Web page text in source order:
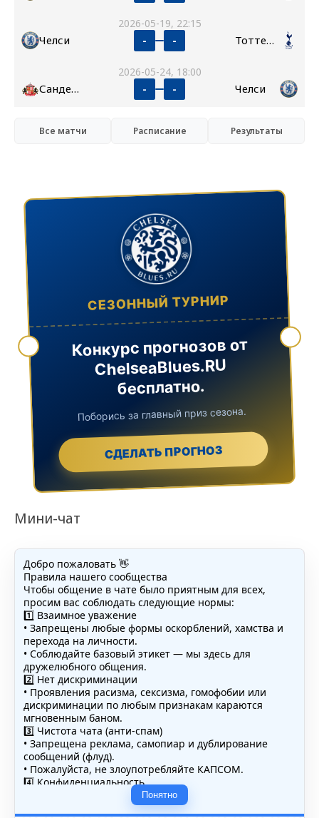
2026-05-19, 22:15
Челси - - Тоттенхэм
2026-05-24, 18:00
Сандерленд - - Челси
Все матчи Расписание Результаты
СЕЗОННЫЙ ТУРНИР
Конкурс прогнозов от
ChelseaBlues.RU
бесплатно.
Поборись за главный приз сезона.
СДЕЛАТЬ ПРОГНОЗ
Мини-чат
Добро пожаловать 👋
Правила нашего сообщества
Чтобы общение в чате было приятным для всех,
просим вас соблюдать следующие нормы:
1️⃣ Взаимное уважение
• Запрещены любые формы оскорблений, хамства и
перехода на личности.
• Соблюдайте базовый этикет — мы здесь для
дружелюбного общения.
2️⃣ Нет дискриминации
• Проявления расизма, сексизма, гомофобии или
дискриминации по любым признакам караются
мгновенным баном.
3️⃣ Чистота чата (анти-спам)
• Запрещена реклама, самопиар и дублирование
сообщений (флуд).
• Пожалуйста, не злоупотребляйте КАПСОМ.
4️⃣ Конфиденциальность
• Не публикуйте личные данные — свои или чужие
(телефоны, адреса, документы).
Понятно